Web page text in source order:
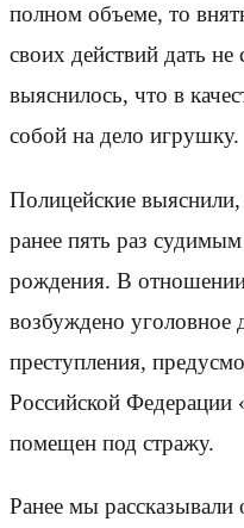
полном объеме, то
своих действий дать
выяснилось, что в
собой на дело игрушку.
Полицейские
ранее пять раз
рождения. В
возбуждено уголовное
преступления,
Российской
помещен под стражу.
Ранее мы рассказывали